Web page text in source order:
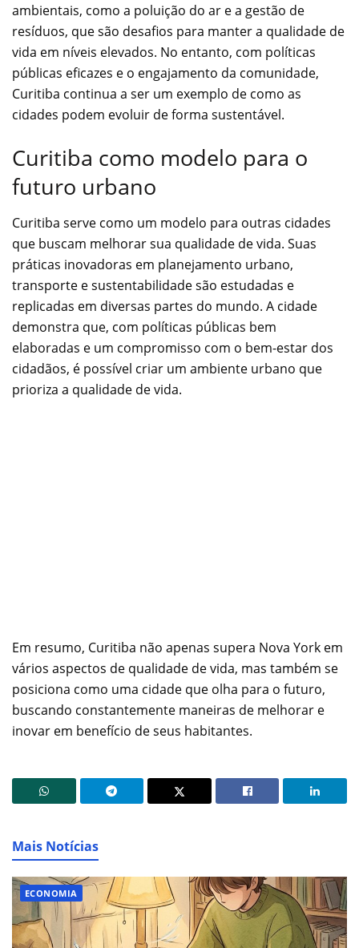
ambientais, como a poluição do ar e a gestão de
resíduos, que são desafios para manter a qualidade de
vida em níveis elevados. No entanto, com políticas
públicas eficazes e o engajamento da comunidade,
Curitiba continua a ser um exemplo de como as
cidades podem evoluir de forma sustentável.
Curitiba como modelo para o
futuro urbano
Curitiba serve como um modelo para outras cidades
que buscam melhorar sua qualidade de vida. Suas
práticas inovadoras em planejamento urbano,
transporte e sustentabilidade são estudadas e
replicadas em diversas partes do mundo. A cidade
demonstra que, com políticas públicas bem
elaboradas e um compromisso com o bem-estar dos
cidadãos, é possível criar um ambiente urbano que
prioriza a qualidade de vida.
Em resumo, Curitiba não apenas supera Nova York em
vários aspectos de qualidade de vida, mas também se
posiciona como uma cidade que olha para o futuro,
buscando constantemente maneiras de melhorar e
inovar em benefício de seus habitantes.
Mais Notícias
ECONOMIA